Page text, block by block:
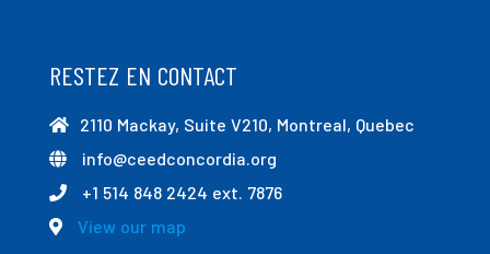
RESTEZ EN CONTACT
2110 Mackay, Suite V210, Montreal, Quebec
info@ceedconcordia.org
+1 514 848 2424 ext. 7876
View our map